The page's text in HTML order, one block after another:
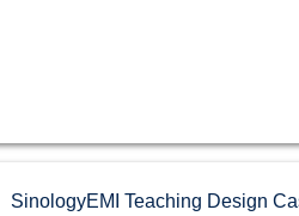
SinologyEMI Teaching Design